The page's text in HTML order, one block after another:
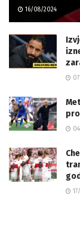
16/08/2024